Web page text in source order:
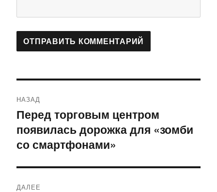
по
записям
НАЗАД
Предыдущая
запись:
Перед торговым центром
появилась дорожка для «зомби
со смартфонами»
ДАЛЕЕ